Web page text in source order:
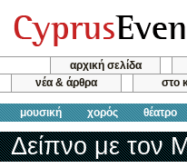
αρχική σελίδα
νέα & άρθρα
στο
μουσική χορός θέατρο
Δείπνο με τον